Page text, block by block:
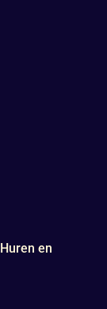
en